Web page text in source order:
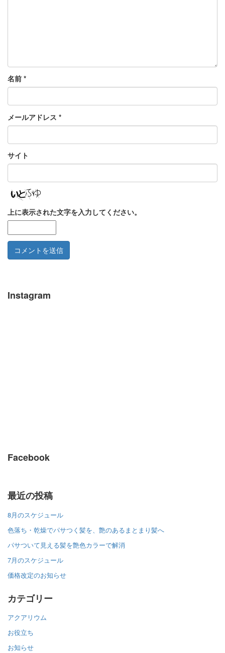
名前 *
メールアドレス *
サイト
上に表示された文字を入力してください。
Instagram
Facebook
最近の投稿
8月のスケジュール
色落ち・乾燥でパサつく髪を、艶のあるまとまり髪へ
パサついて見える髪を艶色カラーで解消
7月のスケジュール
価格改定のお知らせ
カテゴリー
アクアリウム
お役立ち
お知らせ